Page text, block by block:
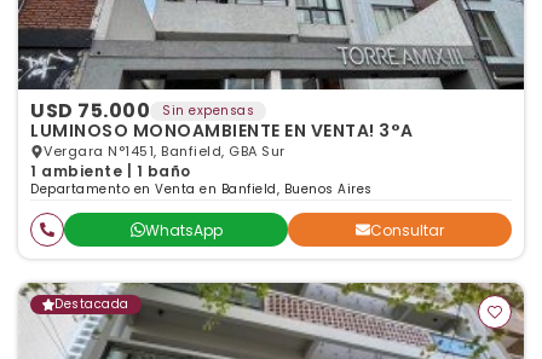
USD 75.000 Sin expensas
LUMINOSO MONOAMBIENTE EN VENTA! 3°A
Vergara N°1451, Banfield, GBA Sur
1 ambiente | 1 baño
Departamento en Venta en Banfield, Buenos Aires
WhatsApp Consultar
Destacada